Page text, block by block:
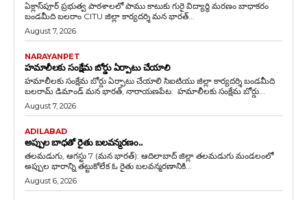
ఏక్లాస్‌పూర్ ప్రభుత్వ పాఠశాలలో పాము కాటుకు గురై విద్యార్థి మరణం బాధాకరం
బండమీది బలరాం CITU జిల్లా కార్యదర్శి మన భారత్...
August 7, 2026
NARAYANPET
హమాలీలకు సంక్షేమ బోర్డు ఏర్పాటు చేయాలి
హమాలీలకు సంక్షేమ బోర్డు ఏర్పాటు చేయాలి సిఐటియు జిల్లా కార్యదర్శి బండమీది
బలరామ్ డిమాండ్ మన భారత్, నారాయణపేట: హమాలీలకు సంక్షేమ బోర్డు...
August 7, 2026
ADILABAD
అప్పుల బాధతో రైతు బలవన్మరణం..
తలమడుగు, ఆగస్టు 7 (మన భారత్): ఆదిలాబాద్ జిల్లా తలమడుగు మండలంలో
అప్పుల భారాన్ని తట్టుకోలేక ఓ రైతు బలవన్మరణానికి...
August 6, 2026